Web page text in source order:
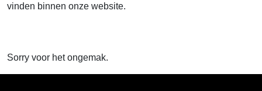
vinden binnen onze website.
Sorry voor het ongemak.